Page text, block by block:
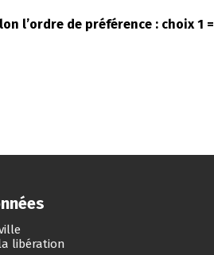
l’ordre de préférence : choix 1 =
libération